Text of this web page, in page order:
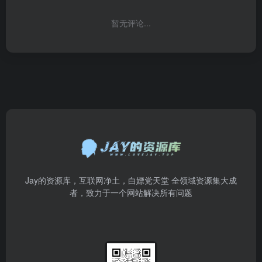
暂无评论...
Jay的资源库，互联网净土，白嫖党天堂 全领域资源集大成
者，致力于一个网站解决所有问题